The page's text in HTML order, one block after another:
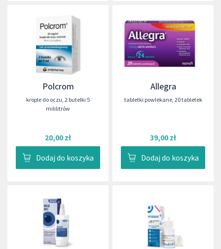
Polcrom
krople do oczu 2 butelki 5
mililitrów
20,00 zł
Dodaj do koszyka
Allegra
tabletki powlekane, 20 tabletek
39,00 zł
Dodaj do koszyka